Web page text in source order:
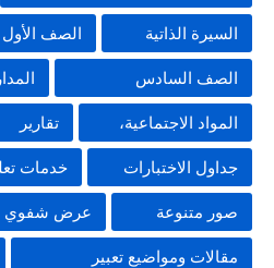
السيرة الذاتية الصف الأول
الصف السادس
المواد الاجتماعية، تقارير
جداول الاختبارات خدمات
صور متنوعة عرض شفوي
مقالات ومواضيع تعبير